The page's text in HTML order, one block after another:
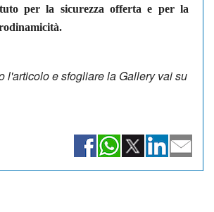
per la sicurezza offerta e per la
l'articolo e sfogliare la Gallery vai su